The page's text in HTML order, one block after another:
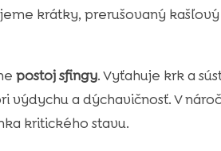
krátky, prerušovaný
postoj sfingy. Vyťahuje krk a
výdychu a dýchavičnosť. V
kritického stavu.